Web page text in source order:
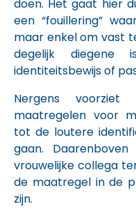
doen. Het gaat hier
een “fouillering”
maar enkel om vast
degelijk diegene
identiteitsbewijs of
Nergens
maatregelen voor
tot de loutere
gaan.
vrouwelijke collega
de maatregel in de
zijn.